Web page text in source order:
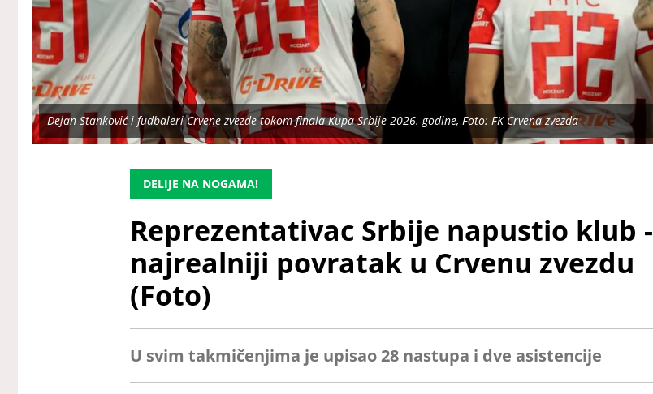
Dejan Stanković i fudbaleri Crvene zvezde tokom finala Kupa Srbije 2026. godine, Foto: FK Crvena zvezda
DELIJE NA NOGAMA!
Reprezentativac Srbije napustio klub -
najrealniji povratak u Crvenu zvezdu
(Foto)
U svim takmičenjima je upisao 28 nastupa i dve asistencije